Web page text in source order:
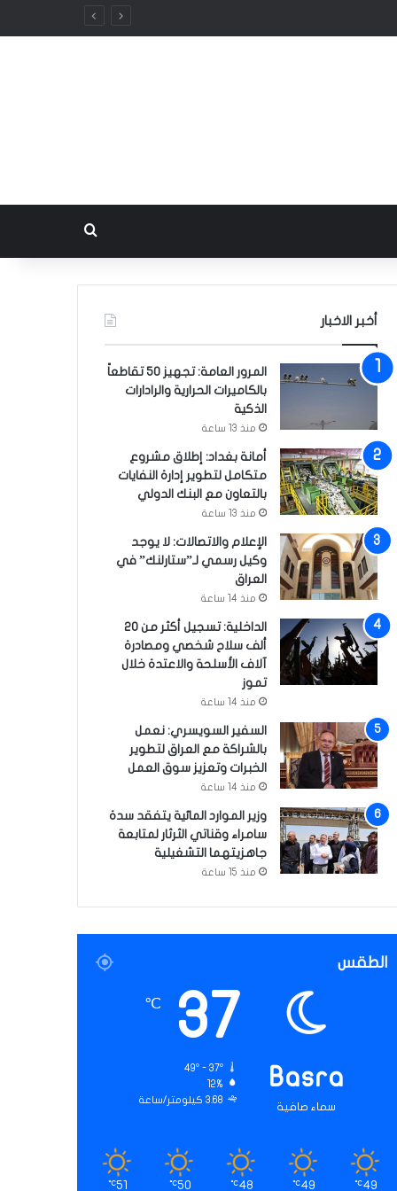
أخبر الاخبار
المرور العامة: تجهيز 50 تقاطعاً
بالكاميرات الحرارية والرادارات
الذكية
منذ 13 ساعة
أمانة بغداد: إطلاق مشروع
متكامل لتطوير إدارة النفايات
بالتعاون مع البنك الدولي
منذ 13 ساعة
الإعلام والاتصالات: لا يوجد
وكيل رسمي لـ”ستارلنك” في
العراق
منذ 14 ساعة
الداخلية: تسجيل أكثر من 20
ألف سلاح شخصي ومصادرة
آلاف الأسلحة والاعتدة خلال
تموز
منذ 14 ساعة
السفير السويسري: نعمل
بالشراكة مع العراق لتطوير
الخبرات وتعزيز سوق العمل
منذ 14 ساعة
وزير الموارد المائية يتفقد سدة
سامراء وقناتي الثرثار لمتابعة
جاهزيتهما التشغيلية
منذ 15 ساعة
الطقس
Basra
سماء صافية
37
℃
49º - 37º
12%
3.68 كيلومتر/ساعة
49
℃
49
℃
48
℃
50
℃
51
℃